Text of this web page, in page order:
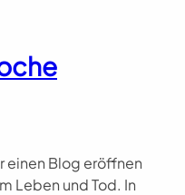
einen Blog eröffnen
Leben und Tod. In